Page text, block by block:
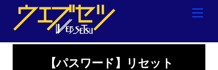
content
【パスワード】リセット